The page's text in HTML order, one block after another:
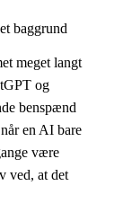
meget langt
og
benspænd
en AI bare
være
ved, at det